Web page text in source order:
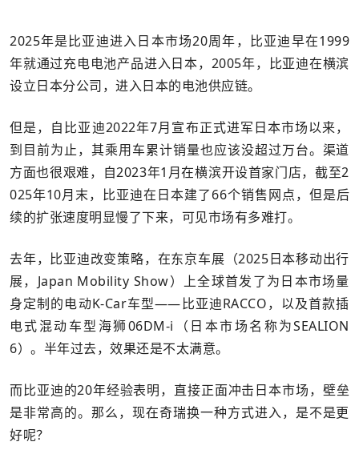
2025年是比亚迪进入日本市场20周年，比亚迪早在1999
年就通过充电电池产品进入日本，2005年，比亚迪在横滨
设立日本分公司，进入日本的电池供应链。
但是，自比亚迪2022年7月宣布正式进军日本市场以来，
到目前为止，其乘用车累计销量也应该没超过万台。渠道
方面也很艰难，自2023年1月在横滨开设首家门店，截至2
025年10月末，比亚迪在日本建了66个销售网点，但是后
续的扩张速度明显慢了下来，可见市场有多难打。
去年，比亚迪改变策略，在东京车展（2025日本移动出行
展，Japan Mobility Show）上全球首发了为日本市场量
身定制的电动K-Car车型——比亚迪RACCO，以及首款插
电式混动车型海狮06DM-i（日本市场名称为SEALION
6）。半年过去，效果还是不太满意。
而比亚迪的20年经验表明，直接正面冲击日本市场，壁垒
是非常高的。那么，现在奇瑞换一种方式进入，是不是更
好呢？